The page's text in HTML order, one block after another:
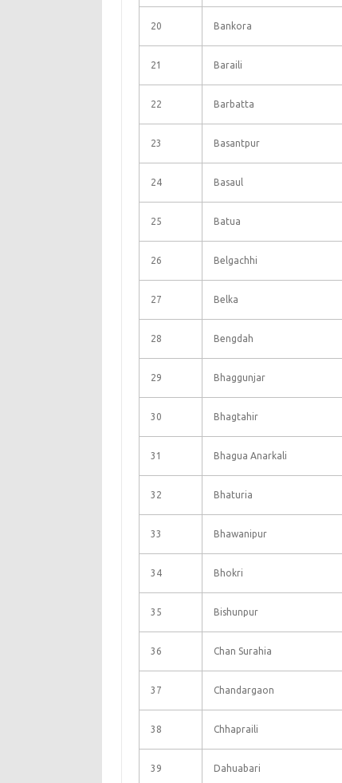
20 Bankora
21 Baraili
22 Barbatta
23 Basantpur
24 Basaul
25 Batua
26 Belgachhi
27 Belka
28 Bengdah
29 Bhaggunjar
30 Bhagtahir
31 Bhagua Anarkali
32 Bhaturia
33 Bhawanipur
34 Bhokri
35 Bishunpur
36 Chan Surahia
37 Chandargaon
38 Chhapraili
39 Dahuabari